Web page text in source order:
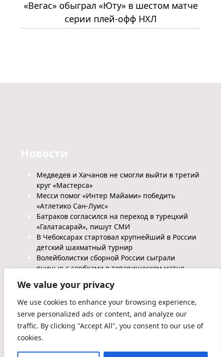
We value your privacy
We use cookies to enhance your browsing experience,
serve personalized ads or content, and analyze our
traffic. By clicking "Accept All", you consent to our use of
cookies.
«Вегас» обыграл «Юту» в шестом матче
серии плей-офф НХЛ
Новости
Медведев и Хачанов не смогли выйти в третий
круг «Мастерса»
Месси помог «Интер Майами» победить
«Атлетико Сан-Луис»
Батраков согласился на переход в турецкий
«Галатасарай», пишут СМИ
В Чебоксарах стартовал крупнейший в России
детский шахматный турнир
Волейболистки сборной России сыграли
вничью с сербками в товарищеском матче
2026 ©Glimpse Blog WordPress Theme. Powered by